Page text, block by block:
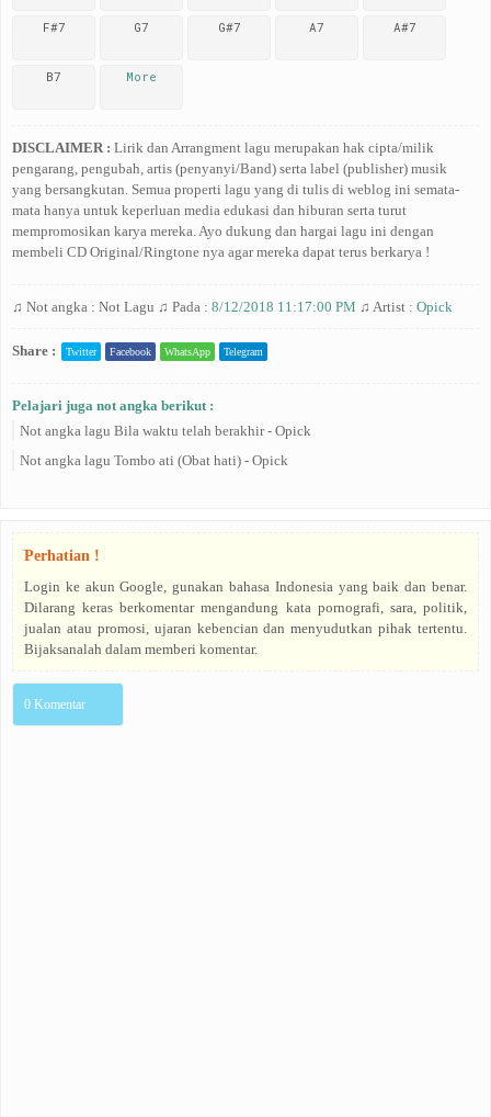
F#7 G7 G#7 A7 A#7
B7 More
DISCLAIMER : Lirik dan Arrangment lagu merupakan hak cipta/milik
pengarang, pengubah, artis (penyanyi/Band) serta label (publisher) musik
yang bersangkutan. Semua properti lagu yang di tulis di weblog ini semata-
mata hanya untuk keperluan media edukasi dan hiburan serta turut
mempromosikan karya mereka. Ayo dukung dan hargai lagu ini dengan
membeli CD Original/Ringtone nya agar mereka dapat terus berkarya !
♫ Not angka : Not Lagu ♫ Pada : 8/12/2018 11:17:00 PM ♫ Artist : Opick
Share : Twitter Facebook WhatsApp Telegram
Pelajari juga not angka berikut :
Not angka lagu Bila waktu telah berakhir - Opick
Not angka lagu Tombo ati (Obat hati) - Opick
Perhatian !
Login ke akun Google, gunakan bahasa Indonesia yang baik dan benar.
Dilarang keras berkomentar mengandung kata pornografi, sara, politik,
jualan atau promosi, ujaran kebencian dan menyudutkan pihak tertentu.
Bijaksanalah dalam memberi komentar.
0 Komentar